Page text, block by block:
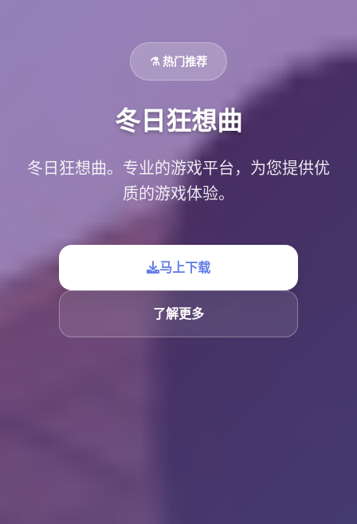
⚗️ 热门推荐
冬日狂想曲
冬日狂想曲。专业的游戏平台，为您提供优
质的游戏体验。
马上下载
了解更多